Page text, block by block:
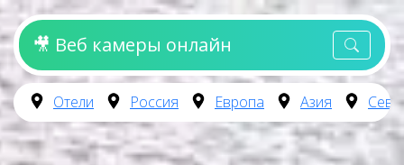
🎥 Веб камеры онлайн
Отели Россия Европа Азия